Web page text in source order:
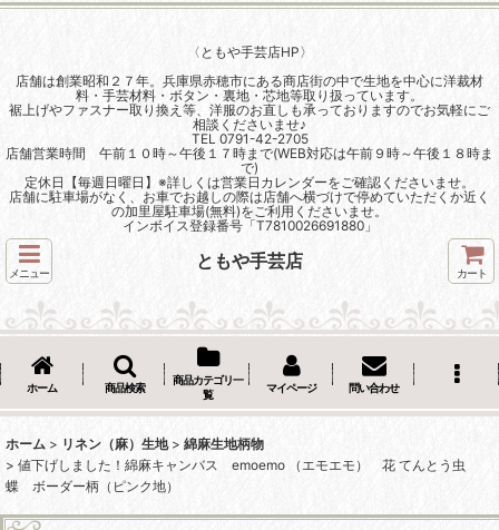
〈ともや手芸店HP〉
店舗は創業昭和２７年。兵庫県赤穂市にある商店街の中で生地を中心に洋裁材
料・手芸材料・ボタン・裏地・芯地等取り扱っています。
裾上げやファスナー取り換え等、洋服のお直しも承っておりますのでお気軽にご
相談くださいませ♪
TEL 0791-42-2705
店舗営業時間 午前１０時～午後１７時まで(WEB対応は午前９時～午後１８時ま
で)
定休日【毎週日曜日】※詳しくは営業日カレンダーをご確認くださいませ。
店舗に駐車場がなく、お車でお越しの際は店舗へ横づけで停めていただくか近く
の加里屋駐車場(無料)をご利用くださいませ。
インボイス登録番号「T7810026691880」
メニュー
ともや手芸店
カート
ホーム 商品検索
商品カテゴリ一
覧
マイページ 問い合わせ
ホーム > リネン（麻）生地 > 綿麻生地柄物
> 値下げしました！綿麻キャンバス emoemo （エモエモ） 花 てんとう虫
蝶 ボーダー柄（ピンク地）